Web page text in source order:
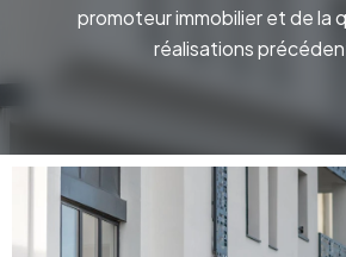
promoteur immobilier et de la
réalisations